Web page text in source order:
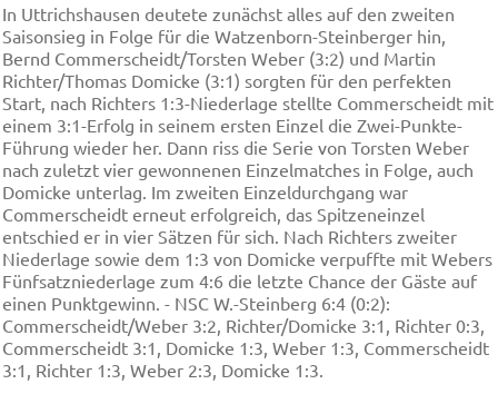
In Uttrichshausen deutete zunächst alles auf den zweiten
Saisonsieg in Folge für die Watzenborn-Steinberger hin,
Bernd Commerscheidt/Torsten Weber (3:2) und Martin
Richter/Thomas Domicke (3:1) sorgten für den perfekten
Start, nach Richters 1:3-Niederlage stellte Commerscheidt mit
einem 3:1-Erfolg in seinem ersten Einzel die Zwei-Punkte-
Führung wieder her. Dann riss die Serie von Torsten Weber
nach zuletzt vier gewonnenen Einzelmatches in Folge, auch
Domicke unterlag. Im zweiten Einzeldurchgang war
Commerscheidt erneut erfolgreich, das Spitzeneinzel
entschied er in vier Sätzen für sich. Nach Richters zweiter
Niederlage sowie dem 1:3 von Domicke verpuffte mit Webers
Fünfsatzniederlage zum 4:6 die letzte Chance der Gäste auf
einen Punktgewinn. - NSC W.-Steinberg 6:4 (0:2):
Commerscheidt/Weber 3:2, Richter/Domicke 3:1, Richter 0:3,
Commerscheidt 3:1, Domicke 1:3, Weber 1:3, Commerscheidt
3:1, Richter 1:3, Weber 2:3, Domicke 1:3.